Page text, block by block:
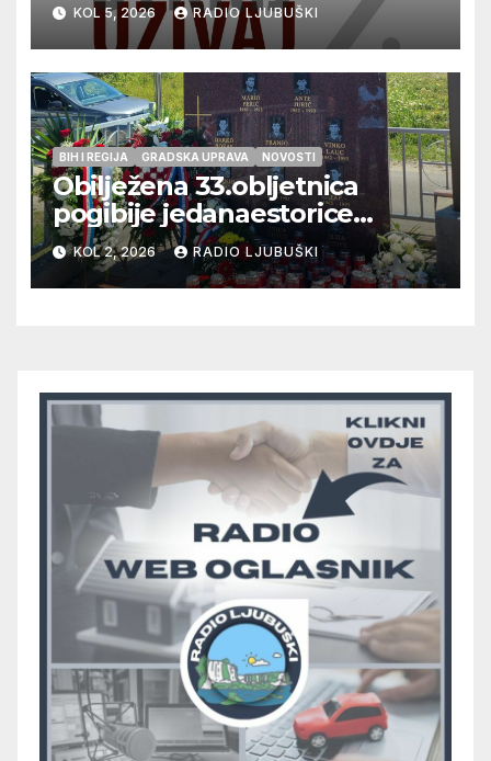
glazbu
KOL 5, 2026 RADIO LJUBUŠKI
BIH I REGIJA GRADSKA UPRAVA NOVOSTI
Obilježena 33.obljetnica
pogibije jedanaestorice
ljubuških branitelja
KOL 2, 2026 RADIO LJUBUŠKI